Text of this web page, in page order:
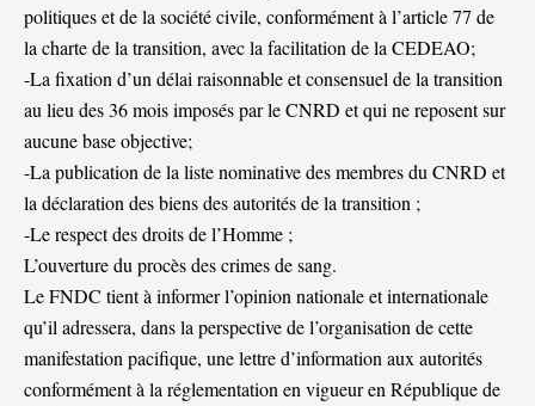
politiques et de la société civile, conformément à l’article 77 de
la charte de la transition, avec la facilitation de la CEDEAO;
-La fixation d’un délai raisonnable et consensuel de la transition
au lieu des 36 mois imposés par le CNRD et qui ne reposent sur
aucune base objective;
-La publication de la liste nominative des membres du CNRD et
la déclaration des biens des autorités de la transition ;
-Le respect des droits de l’Homme ;
L’ouverture du procès des crimes de sang.
Le FNDC tient à informer l’opinion nationale et internationale
qu’il adressera, dans la perspective de l’organisation de cette
manifestation pacifique, une lettre d’information aux autorités
conformément à la réglementation en vigueur en République de